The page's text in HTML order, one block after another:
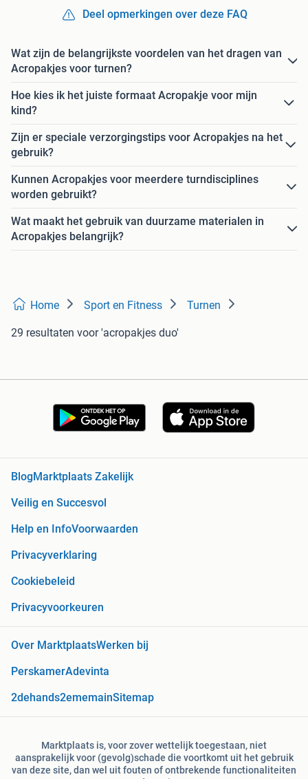
Deel opmerkingen over deze FAQ
Wat zijn de belangrijkste voordelen van het dragen van
Acropakjes voor turnen?
Hoe kies ik het juiste formaat Acropakje voor mijn
kind?
Zijn er speciale verzorgingstips voor Acropakjes na het
gebruik?
Kunnen Acropakjes voor meerdere turndisciplines
worden gebruikt?
Wat maakt het gebruik van duurzame materialen in
Acropakjes belangrijk?
Home Sport en Fitness Turnen
29 resultaten voor 'acropakjes duo'
Blog Marktplaats Zakelijk
Veilig en Succesvol
Help en InfoVoorwaarden
Privacyverklaring
Cookiebeleid
Privacyvoorkeuren
Over MarktplaatsWerken bij
PerskamerAdevinta
2dehands2ememainSitemap
Marktplaats is, voor zover wettelijk toegestaan, niet
aansprakelijk voor (gevolg)schade die voortkomt uit het gebruik
van deze site, dan wel uit fouten of ontbrekende functionaliteiten